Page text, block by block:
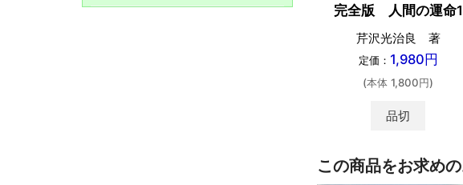
完全版 人間の運命1
芹沢光治良 著
定価： 1,980円
(本体 1,800円)
品切
この商品をお求め